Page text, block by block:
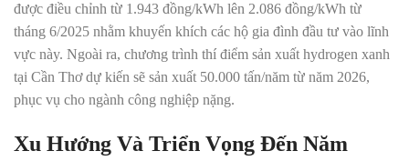
được điều chỉnh từ 1.943 đồng/kWh lên 2.086 đồng/kWh từ
tháng 6/2025 nhằm khuyến khích các hộ gia đình đầu tư vào lĩnh
vực này. Ngoài ra, chương trình thí điểm sản xuất hydrogen xanh
tại Cần Thơ dự kiến sẽ sản xuất 50.000 tấn/năm từ năm 2026,
phục vụ cho ngành công nghiệp nặng.
Xu Hướng Và Triển Vọng Đến Năm